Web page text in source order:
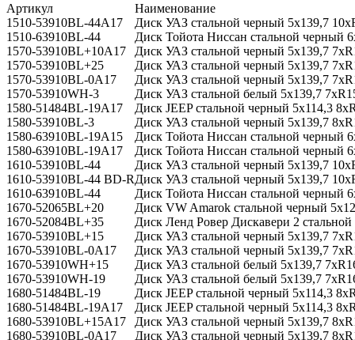
Артикул
Наименование
1510-53910BL-44A17
Диск УАЗ стальной черный 5x139,7
1510-63910BL-44
Диск Тойота Ниссан стальной черный
1570-53910BL+10A17
Диск УАЗ стальной черный 5x139,7
1570-53910BL+25
Диск УАЗ стальной черный 5x139,7
1570-53910BL-0A17
Диск УАЗ стальной черный 5x139,7
1570-53910WH-3
Диск УАЗ стальной белый 5x139,7
1580-51484BL-19A17
Диск JEEP стальной черный 5х114,3
1580-53910BL-3
Диск УАЗ стальной черный 5x139,7
1580-63910BL-19A15
Диск Тойота Ниссан стальной черный
1580-63910BL-19A17
Диск Тойота Ниссан стальной черный
1610-53910BL-44
Диск УАЗ стальной черный 5x139,7
1610-53910BL-44 BD-RДиск УАЗ стальной черный 5x139,7
1610-63910BL-44
Диск Тойота Ниссан стальной черный
1670-52065BL+20
Диск VW Amarok стальной черный
1670-52084BL+35
Диск Ленд Ровер Дискавери 2
1670-53910BL+15
Диск УАЗ стальной черный 5x139,7
1670-53910BL-0A17
Диск УАЗ стальной черный 5x139,7
1670-53910WH+15
Диск УАЗ стальной белый 5x139,7
1670-53910WH-19
Диск УАЗ стальной белый 5x139,7
1680-51484BL-19
Диск JEEP стальной черный 5х114,3
1680-51484BL-19A17
Диск JEEP стальной черный 5х114,3
1680-53910BL+15A17
Диск УАЗ стальной черный 5x139,7
1680-53910BL-0A17
Диск УАЗ стальной черный 5x139,7